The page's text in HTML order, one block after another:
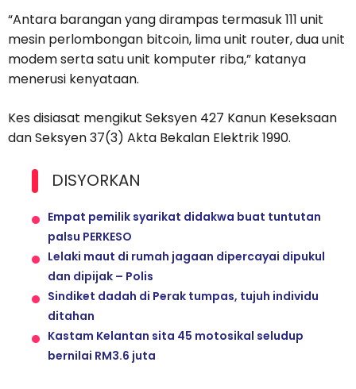
“Antara barangan yang dirampas termasuk 111 unit
mesin perlombongan bitcoin, lima unit router, dua unit
modem serta satu unit komputer riba,” katanya
menerusi kenyataan.
Kes disiasat mengikut Seksyen 427 Kanun Keseksaan
dan Seksyen 37(3) Akta Bekalan Elektrik 1990.
DISYORKAN
Empat pemilik syarikat didakwa buat tuntutan
palsu PERKESO
Lelaki maut di rumah jagaan dipercayai dipukul
dan dipijak – Polis
Sindiket dadah di Perak tumpas, tujuh individu
ditahan
Kastam Kelantan sita 45 motosikal seludup
bernilai RM3.6 juta